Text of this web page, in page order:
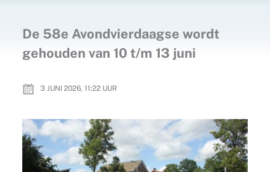
De 58e Avondvierdaagse wordt
gehouden van 10 t/m 13 juni
3 JUNI 2026, 11:22UUR